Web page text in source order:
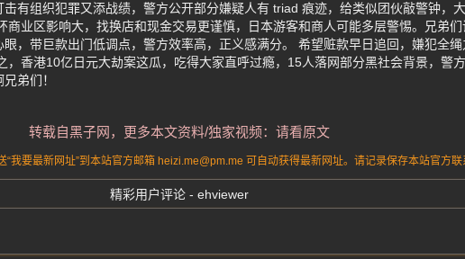
有组织犯罪又添战绩，警方公开部分嫌疑人有 triad 痕迹，给类似团伙敲警钟，
商业区影响大，找换店和现金交易更谨慎，日本游客和商人可能多层警惕。兄弟
，带巨款出门低调点，警方效率高，正义感满分。 希望赃款早日追回，嫌犯全
香港10亿日元大劫案这瓜，吃得大家直呼过瘾，15人落网部分黑社会背景，警方
弟们！
转载自黑子网，更多本文资料/独家视频：请看原文
我要最新网址”到本站官方邮箱 heizi.me@pm.me 可自动获得最新网址。请记录保存本站官方联
精彩用户评论 - ehviewer